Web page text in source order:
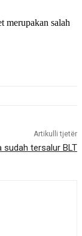
merupakan salah
Artikulli tjetër
sudah tersalur BLT